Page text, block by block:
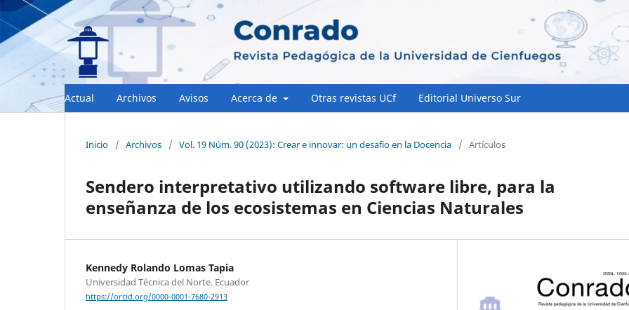
Actual Archivos Avisos Acerca de Otras revistas UCf Editorial Universo Sur
Inicio / Archivos / Vol. 19 Núm. 90 (2023): Crear e innovar: un desafio en la Docencia / Artículos
Sendero interpretativo utilizando software libre, para la
enseñanza de los ecosistemas en Ciencias Naturales
Kennedy Rolando Lomas Tapia
Universidad Técnica del Norte. Ecuador
https://orcid.org/0000-0001-7680-2913